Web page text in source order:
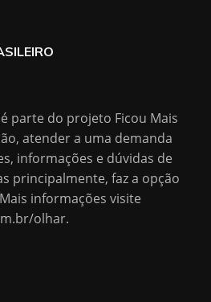
é parte do projeto Ficou Mais
atender a uma demanda
informações e dúvidas de
principalmente, faz a opção
informações visite
olhar.